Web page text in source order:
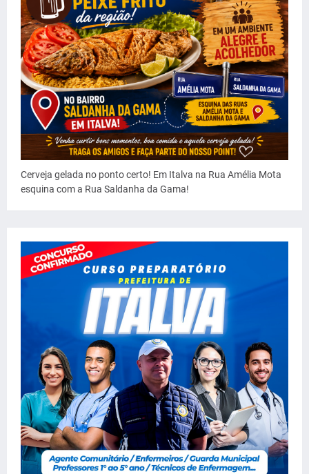
Cerveja gelada no ponto certo! Em Italva na Rua Amélia Mota
esquina com a Rua Saldanha da Gama!